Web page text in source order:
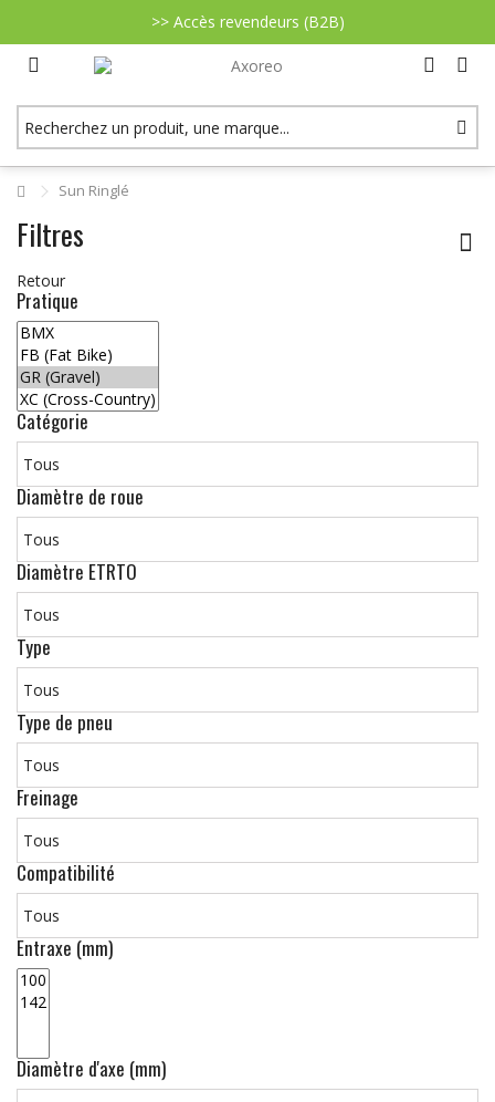
>> Accès revendeurs (B2B)
Sun Ringlé
Filtres
Retour
Pratique
Catégorie
Diamètre de roue
Diamètre ETRTO
Type
Type de pneu
Freinage
Compatibilité
Entraxe (mm)
Diamètre d'axe (mm)